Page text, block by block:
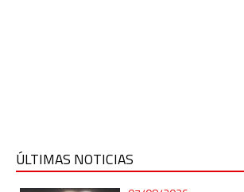
ÚLTIMAS NOTICIAS